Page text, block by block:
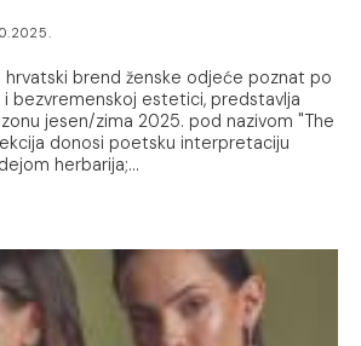
hrvatski brend ženske odjeće poznat po
bezvremenskoj estetici, predstavlja
jesen/zima 2025. pod nazivom "The
donosi poetsku interpretaciju
herbarija;...